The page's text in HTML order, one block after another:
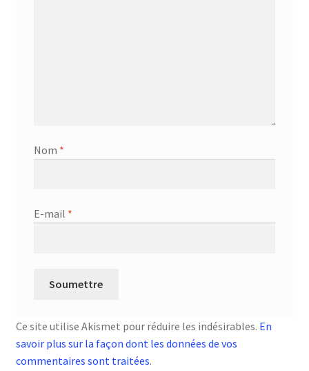
Nom *
E-mail *
Ce site utilise Akismet pour réduire les indésirables. En
savoir plus sur la façon dont les données de vos
commentaires sont traitées.